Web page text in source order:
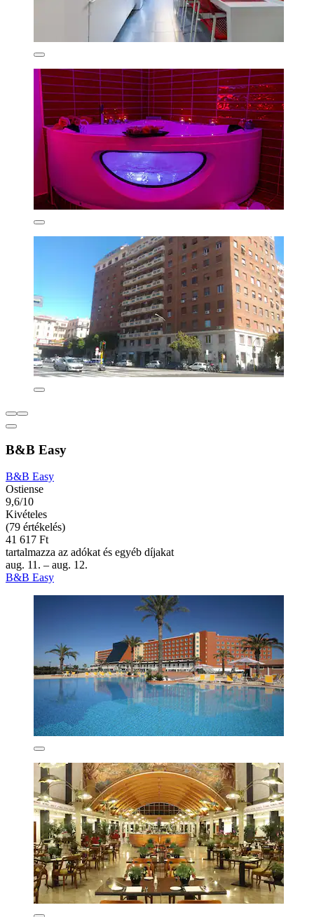
B&B Easy
B&B Easy
Ostiense
9,6/10
Kivételes
(79 értékelés)
41 617 Ft
tartalmazza az adókat és egyéb díjakat
aug. 11. – aug. 12.
B&B Easy